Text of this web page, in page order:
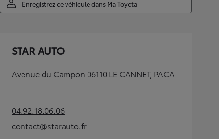
Enregistrez ce véhicule dans Ma Toyota
STAR AUTO
Avenue du Campon 06110 LE CANNET, PACA
04.92.18.06.06(Opens in new tab)
contact@starauto.fr
(Opens in new tab)